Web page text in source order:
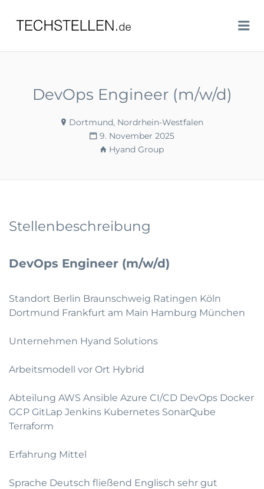
TECHSTELLEN.DE
DevOps Engineer (m/w/d)
Dortmund, Nordrhein-Westfalen
9. November 2025
Hyand Group
Stellenbeschreibung
DevOps Engineer (m/w/d)
Standort Berlin Braunschweig Ratingen Köln
Dortmund Frankfurt am Main Hamburg München
Unternehmen Hyand Solutions
Arbeitsmodell vor Ort Hybrid
Abteilung AWS Ansible Azure CI/CD DevOps Docker
GCP GitLap Jenkins Kubernetes SonarQube
Terraform
Erfahrung Mittel
Sprache Deutsch fließend Englisch sehr gut